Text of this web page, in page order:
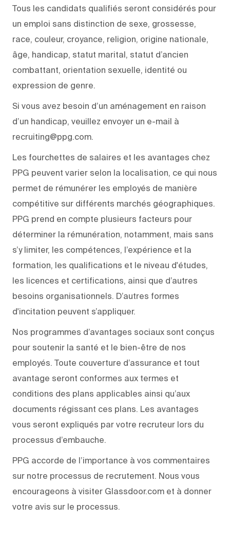
Tous les candidats qualifiés seront considérés pour
un emploi sans distinction de sexe, grossesse,
race, couleur, croyance, religion, origine nationale,
âge, handicap, statut marital, statut d’ancien
combattant, orientation sexuelle, identité ou
expression de genre.
Si vous avez besoin d’un aménagement en raison
d’un handicap, veuillez envoyer un e-mail à
recruiting@ppg.com.
Les fourchettes de salaires et les avantages chez
PPG peuvent varier selon la localisation, ce qui nous
permet de rémunérer les employés de manière
compétitive sur différents marchés géographiques.
PPG prend en compte plusieurs facteurs pour
déterminer la rémunération, notamment, mais sans
s’y limiter, les compétences, l’expérience et la
formation, les qualifications et le niveau d'études,
les licences et certifications, ainsi que d’autres
besoins organisationnels. D’autres formes
d'incitation peuvent s’appliquer.
Nos programmes d’avantages sociaux sont conçus
pour soutenir la santé et le bien-être de nos
employés. Toute couverture d’assurance et tout
avantage seront conformes aux termes et
conditions des plans applicables ainsi qu’aux
documents régissant ces plans. Les avantages
vous seront expliqués par votre recruteur lors du
processus d’embauche.
PPG accorde de l’importance à vos commentaires
sur notre processus de recrutement. Nous vous
encourageons à visiter Glassdoor.com et à donner
votre avis sur le processus.